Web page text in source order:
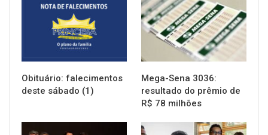
Obituário: falecimentos
deste sábado (1)
Mega-Sena 3036:
resultado do prêmio de
R$ 78 milhões
NOTÍCIAS